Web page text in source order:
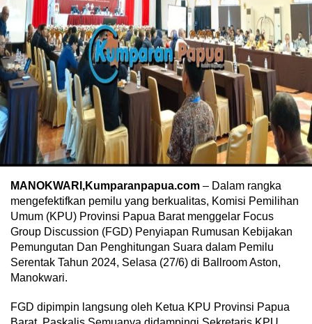
MANOKWARI,Kumparanpapua.com – Dalam rangka
mengefektifkan pemilu yang berkualitas, Komisi Pemilihan
Umum (KPU) Provinsi Papua Barat menggelar Focus
Group Discussion (FGD) Penyiapan Rumusan Kebijakan
Pemungutan Dan Penghitungan Suara dalam Pemilu
Serentak Tahun 2024, Selasa (27/6) di Ballroom Aston,
Manokwari.
FGD dipimpin langsung oleh Ketua KPU Provinsi Papua